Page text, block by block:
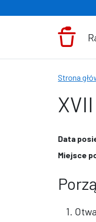
Strona
Data
Miejsce
1.